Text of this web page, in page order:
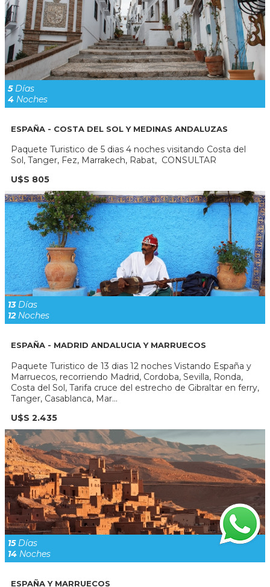
5Días
4 Noches
ESPAÑA - COSTA DEL SOL Y MEDINAS ANDALUZAS
Paquete Turistico de 5 dias 4 noches visitando Costa del
Sol, Tanger, Fez, Marrakech, Rabat, CONSULTAR
U$S 805
13Días
12Noches
ESPAÑA - MADRID ANDALUCIA Y MARRUECOS
Paquete Turistico de 13 dias 12 noches Vistando España y
Marruecos, recorriendo Madrid, Cordoba, Sevilla, Ronda,
Costa del Sol, Tarifa cruce del estrecho de Gibraltar en ferry,
Tanger, Casablanca, Mar...
U$S 2.435
15Días
14 Noches
ESPAÑA Y MARRUECOS